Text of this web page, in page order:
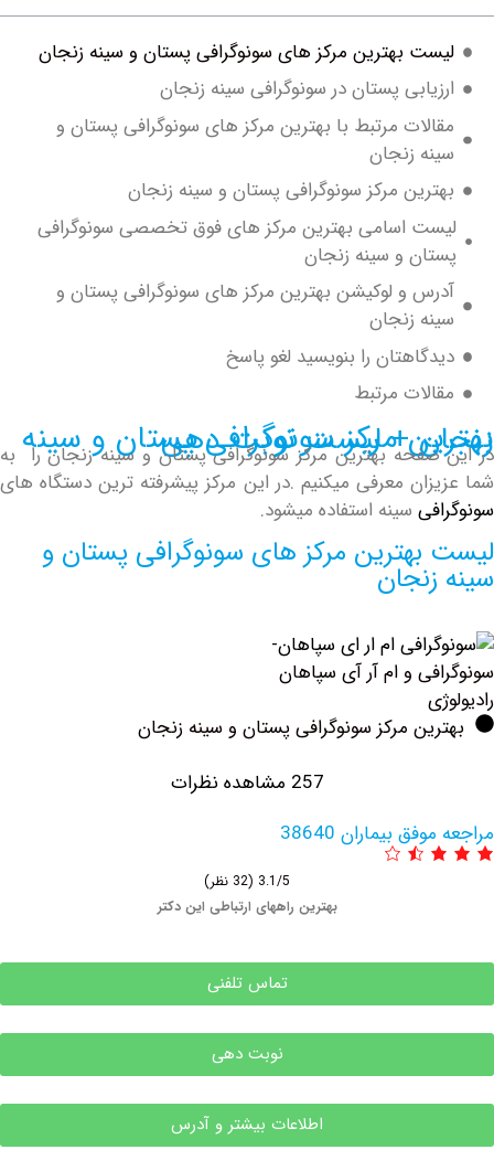
بهترین مرکز های سونوگرافی پستان و سینه زنجان
پستان در سونوگرافی سینه زنجان
مرتبط با بهترین مرکز های سونوگرافی پستان و
زنجان
مرکز سونوگرافی پستان و سینه زنجان
اسامی بهترین مرکز های فوق تخصصی سونوگرافی
و سینه زنجان
و لوکیشن بهترین مرکز های سونوگرافی پستان و
زنجان
را بنویسید لغو پاسخ
مرتبط
سونوگرافی پستان و سینه زنجان + لیست نوبت دهی
بهترین مرکز سونوگرافی پستان و سینه زنجان را به
معرفی میکنیم .در این مرکز پیشرفته ترین دستگاه های
سینه استفاده میشود.
مرکز های سونوگرافی پستان و
و ام آر آی سپاهان
مرکز سونوگرافی پستان و سینه زنجان
بیماران 38640
بهترین راههای ارتباطی این دکتر
تماس تلفنی
نوبت دهی
اطلاعات بیشتر و آدرس